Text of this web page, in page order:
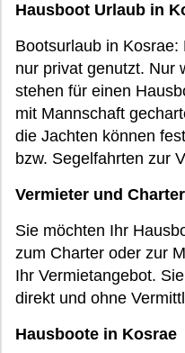
Hausboot Urlaub in
Bootsurlaub in
nur privat genutzt. Nur
stehen für einen
mit Mannschaft
die Jachten können
bzw. Segelfahrten zur
Vermieter und
Sie möchten Ihr
zum Charter oder zur
Ihr Vermietangebot.
direkt und ohne
Hausboote in Kosrae